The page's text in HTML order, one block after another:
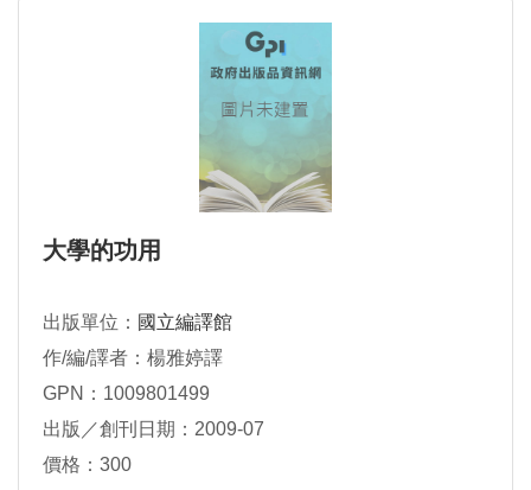
大學的功用
出版單位： 國立編譯館
作/編/譯者：楊雅婷譯
GPN：1009801499
出版／創刊日期：2009-07
價格：300